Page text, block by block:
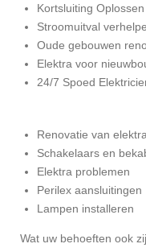
Kortsluiting Oplossen
Stroomuitval
Oude gebouwen
Elektra voor
24/7 Spoed
Renovatie van elektra
Schakelaars en
Elektra problemen
Perilex aansluitingen
Lampen installeren
Wat uw behoeften ook